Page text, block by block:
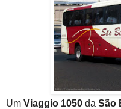
Um Viaggio 1050 da São